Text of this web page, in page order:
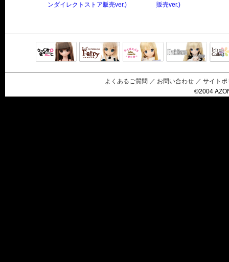
ンダイレクトストア販売ver.)
販売ver.)
よくあるご質問 ／ お問い合わせ ／ サイトポ
©2004